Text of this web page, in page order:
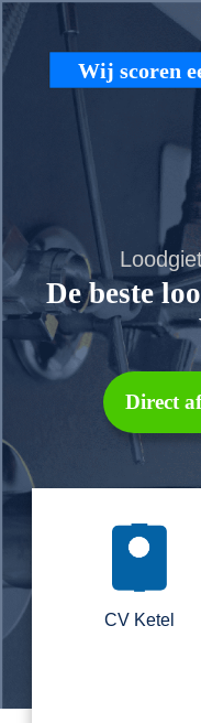
De beste
Direct
CV Ketel